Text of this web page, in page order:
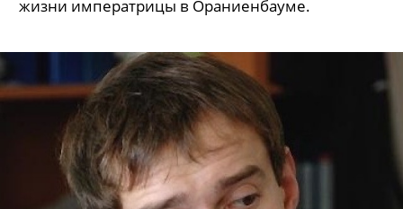
Хоррор длится всего три минуты.